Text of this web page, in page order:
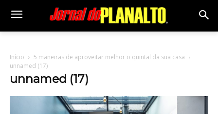
Início
5 maneiras de aproveitar melhor o quintal da sua casa
unnamed (17)
unnamed (17)